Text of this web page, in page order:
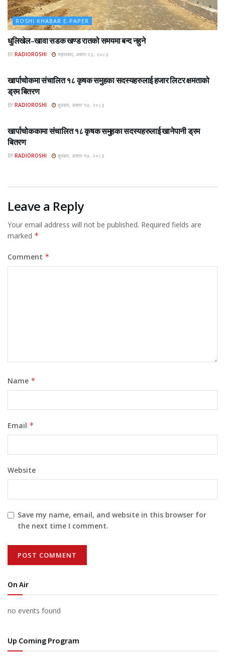
ROSHI KHABAR E-PAPER
धुलिखेल–खावा सडक खण्ड रातको समयमा बन्द नहुने
BY RADIOROSHI मङ्लबार, असार २३, २०८३
खार्पाचोकमा संचालित १८ कृषक समुहका सदस्यहरुलाई हजार लिटर क्षमताको
ड्रम बितरण
BY RADIOROSHI बुधबार, असार १७, २०८३
खार्पाचोककामा संचालित १८ कृषक समुहका सदस्यहरुलाई खानेपानी ड्रम
बितरण
BY RADIOROSHI बुधबार, असार १७, २०८३
Leave a Reply
Your email address will not be published. Required fields are
marked *
Comment *
Name *
Email *
Website
Save my name, email, and website in this browser for
the next time I comment.
On Air
no events found
Up Coming Program